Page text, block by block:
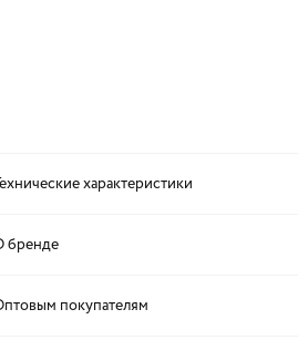
характеристики
бренде
покупателям